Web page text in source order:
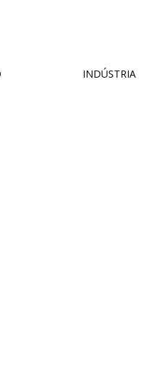
INDÚSTRIA